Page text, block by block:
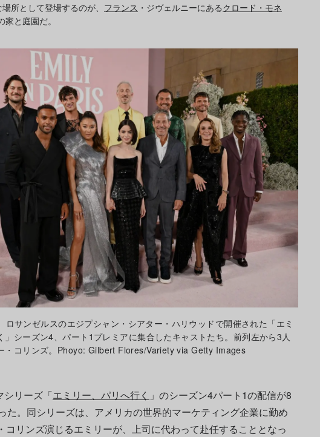
所として登場するのが、 フランス ・ジヴェルニーにあるクロード・モネ
家と庭園だ。
ロサンゼルスのエジプシャン・シアター・ハリウッドで開催された「エミ
」シーズン4、パート1プレミアに集合したキャストたち。前列左から3人
・コリンズ。Phoyo: Gilbert Flores/Variety via Getty Images
シリーズ「エミリー、パリへ行く 」のシーズン4パート1の配信が8
た。同シリーズは、アメリカの世界的マーケティング企業に勤め
コリンズ演じるエミリーが、上司に代わって赴任することとなっ